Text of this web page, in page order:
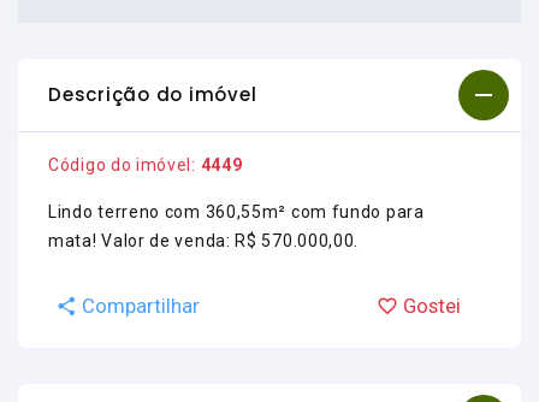
Descrição do imóvel
Código do imóvel: 4449
Lindo terreno com 360,55m² com fundo para
mata! Valor de venda: R$ 570.000,00.
Compartilhar Gostei